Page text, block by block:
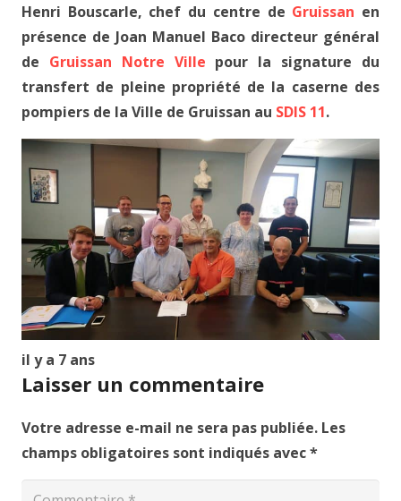
Henri Bouscarle, chef du centre de Gruissan en
présence de Joan Manuel Baco directeur général
de Gruissan Notre Ville pour la signature du
transfert de pleine propriété de la caserne des
pompiers de la Ville de Gruissan au SDIS 11.
il y a 7 ans
Laisser un commentaire
Votre adresse e-mail ne sera pas publiée. Les
champs obligatoires sont indiqués avec*